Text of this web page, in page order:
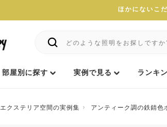
ほかにないこ
部屋別に探す 実例で見る ランキ
エクステリア空間の実例集 アンティーク調の鉄錆色